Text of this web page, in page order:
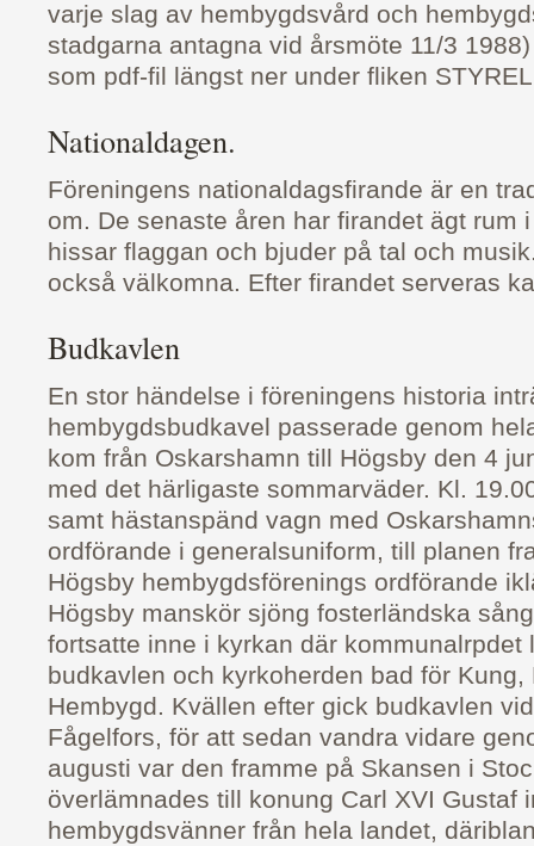
varje slag av hembygdsvård och
stadgarna antagna vid årsmöte 11/3
som pdf-fil längst ner under fliken
Nationaldagen.
Föreningens nationaldagsfirande är en
om. De senaste åren har firandet ägt rum
hissar flaggan och bjuder på tal och
också välkomna. Efter firandet serveras
Budkavlen
En stor händelse i föreningens historia
hembygdsbudkavel passerade genom
kom från Oskarshamn till Högsby den 4
med det härligaste sommarväder. Kl.
samt hästanspänd vagn med
ordförande i generalsuniform, till planen
Högsby hembygdsförenings ordförande
Högsby manskör sjöng fosterländska
fortsatte inne i kyrkan där kommunalrpdet
budkavlen och kyrkoherden bad för Kung,
Hembygd. Kvällen efter gick budkavlen
Fågelfors, för att sedan vandra vidare
augusti var den framme på Skansen i
överlämnades till konung Carl XVI Gustaf
hembygdsvänner från hela landet,